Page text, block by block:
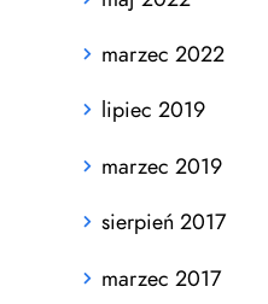
marzec 2022
lipiec 2019
marzec 2019
sierpień 2017
marzec 2017